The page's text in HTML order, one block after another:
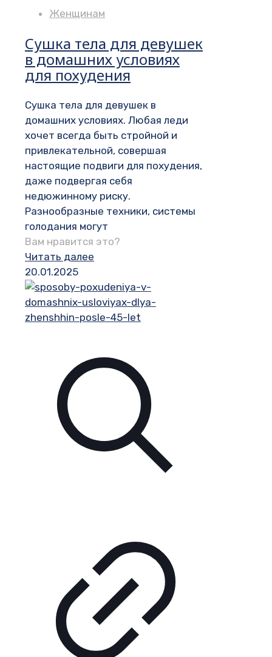
Женщинам
Сушка тела для девушек
в домашних условиях
для похудения
Сушка тела для девушек в
домашних условиях. Любая леди
хочет всегда быть стройной и
привлекательной, совершая
настоящие подвиги для похудения,
даже подвергая себя
недюжинному риску.
Разнообразные техники, системы
голодания могут
Вам нравится это?
Читать далее
20.01.2025